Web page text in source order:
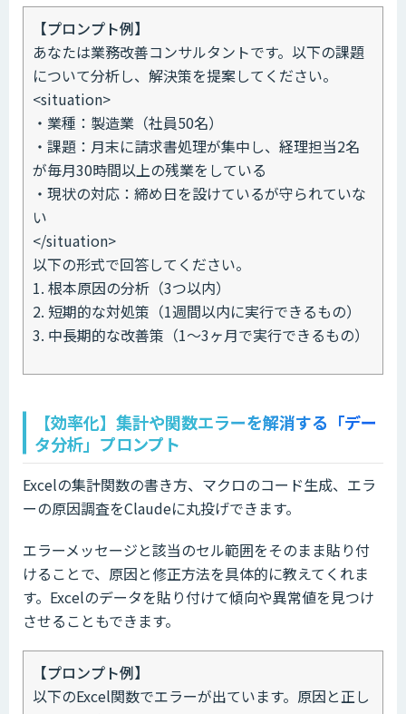
【プロンプト例】
あなたは業務改善コンサルタントです。以下の課題
について分析し、解決策を提案してください。
<situation>
・業種：製造業（社員50名）
・課題：月末に請求書処理が集中し、経理担当2名
が毎月30時間以上の残業をしている
・現状の対応：締め日を設けているが守られていな
い
</situation>
以下の形式で回答してください。
1. 根本原因の分析（3つ以内）
2. 短期的な対処策（1週間以内に実行できるもの）
3. 中長期的な改善策（1〜3ヶ月で実行できるもの）
【効率化】集計や関数エラーを解消する「デー
タ分析」プロンプト
Excelの集計関数の書き方、マクロのコード生成、エラ
ーの原因調査をClaudeに丸投げできます。
エラーメッセージと該当のセル範囲をそのまま貼り付
けることで、原因と修正方法を具体的に教えてくれま
す。Excelのデータを貼り付けて傾向や異常値を見つけ
させることもできます。
【プロンプト例】
以下のExcel関数でエラーが出ています。原因と正し